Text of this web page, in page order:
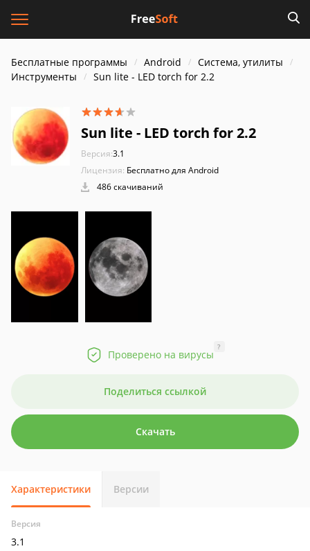
Бесплатные программы Android
Система, утилиты
Инструменты
Sun lite - LED torch for 2.2
Sun lite - LED torch for 2.2
Версия:3.1
Лицензия: Бесплатно для Android
486 скачиваний
Проверено на вирусы
?
Поделиться ссылкой
Скачать
Характеристики Версии
Версия
3.1